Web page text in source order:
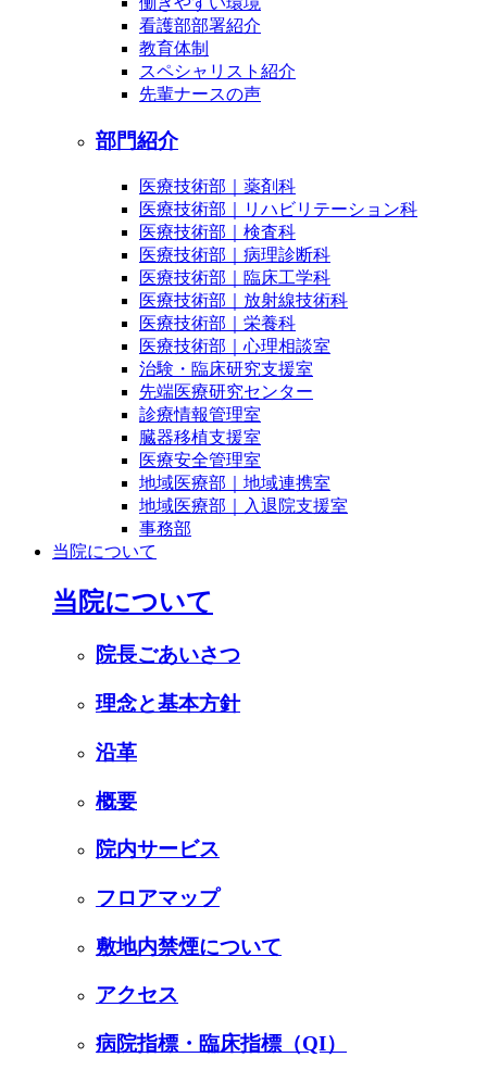
看護部部署紹介
教育体制
スペシャリスト紹介
先輩ナースの声
部門紹介
医療技術部｜薬剤科
医療技術部｜リハビリテーション科
医療技術部｜検査科
医療技術部｜病理診断科
医療技術部｜臨床工学科
医療技術部｜放射線技術科
医療技術部｜栄養科
医療技術部｜心理相談室
治験・臨床研究支援室
先端医療研究センター
診療情報管理室
臓器移植支援室
医療安全管理室
地域医療部｜地域連携室
地域医療部｜入退院支援室
事務部
当院について
当院について
院長ごあいさつ
理念と基本方針
沿革
概要
院内サービス
フロアマップ
敷地内禁煙について
アクセス
病院指標・臨床指標（QI）